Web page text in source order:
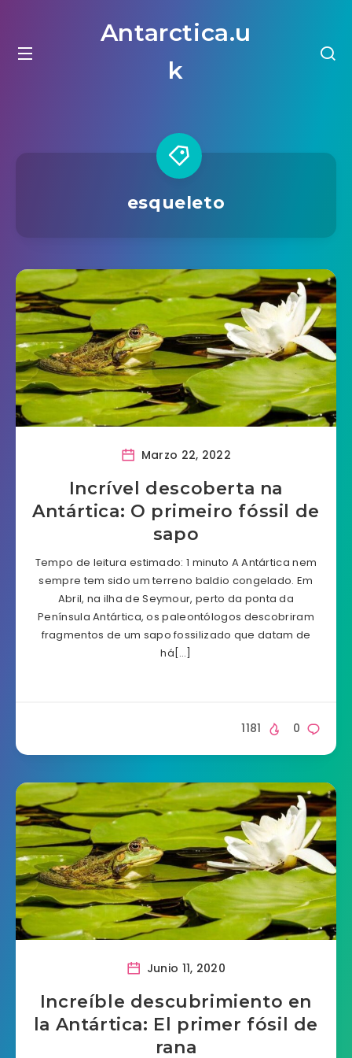
Antarctica.u
k
esqueleto
Marzo 22, 2022
Incrível descoberta na
Antártica: O primeiro fóssil de
sapo
Tempo de leitura estimado: 1 minuto A Antártica nem
sempre tem sido um terreno baldio congelado. Em
Abril, na ilha de Seymour, perto da ponta da
Península Antártica, os paleontólogos descobriram
fragmentos de um sapo fossilizado que datam de
há[…]
0
1181
Junio 11, 2020
Increíble descubrimiento en
la Antártica: El primer fósil de
rana